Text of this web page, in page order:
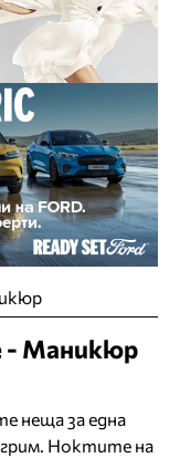
- Маникюр
неща за една
Ноктите на